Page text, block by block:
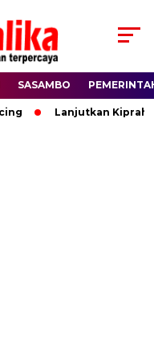
SASAMBO
Lanjutkan Kiprah